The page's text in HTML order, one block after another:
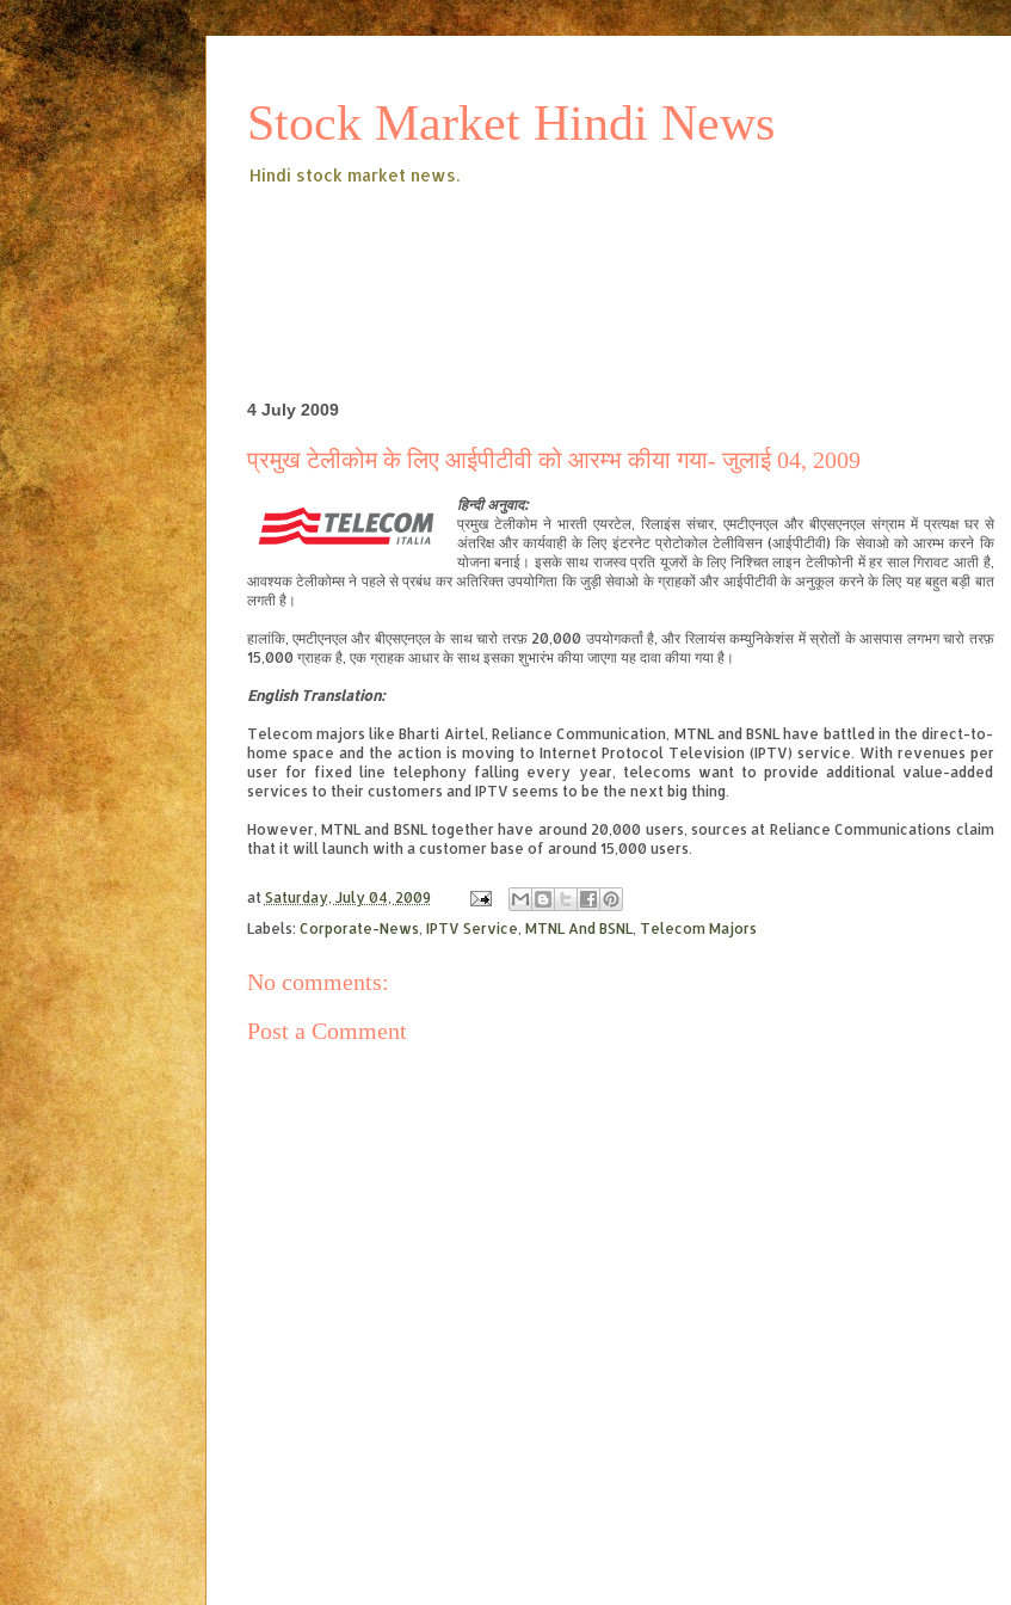
Stock Market Hindi News
Hindi stock market news.
4 July 2009
प्रमुख टेलीकोम के लिए आईपीटीवी को आरम्भ कीया गया- जुलाई 04, 2009
हिन्दीअनुवाद:
प्रमुख टेलीकोम ने भारती एयरटेल, रिलाइंस संचार, एमटीएनएल और बीएसएनएल संग्राम में प्रत्यक्ष घर से
अंतरिक्ष और कार्यवाही के लिए इंटरनेट प्रोटोकोल टेलीविसन (आईपीटीवी) कि सेवाओ कोआरम्भ करने कि
योजना बनाई । इसके साथ राजस्व प्रति यूजरों के लिए निश्चित लाइन टेलीफोनी में हर साल गिरावट आती है,
आवश्यक टेलीकोम्सने पहले से प्रबंध कर अतिरिक्त उपयोगिता कि जुड़ी सेवाओ के ग्राहकों और आईपीटीवी केअनुकूल करने के लिए यह बहुत बड़ी बात
लगती है।
हालांकि, एमटीएनएल और बीएसएनएल के साथ चारो तरफ़ 20,000 उपयोगकर्तां है,औररिलायंस कम्युनिकेशंस में स्रोतों के आसपास लगभग चारो तरफ़
15,000 ग्राहक है, एक ग्राहक आधार के साथ इसका शुभारंभ कीया जाएगायह दावा कीया गया है।
English Translation:
Telecom majors like Bharti Airtel, Reliance Communication, MTNL and BSNL have battled in the direct-to-
home space and the action is moving to Internet Protocol Television (IPTV) service. With revenues per
user for fixed line telephony falling every year, telecoms want to provide additional value-added
services to their customers and IPTV seems to be the next big thing.
However, MTNL and BSNL together have around 20,000 users, sources at Reliance Communications claim
that it will launch with a customer base of around 15,000 users.
at Saturday, July 04, 2009
Labels: Corporate-News, IPTV Service, MTNL And BSNL, Telecom Majors
No comments:
Post a Comment